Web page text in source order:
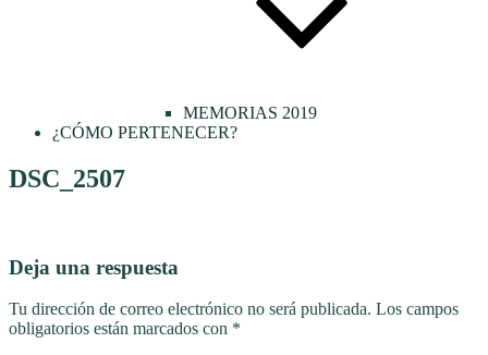
MEMORIAS 2019
¿CÓMO PERTENECER?
DSC_2507
Deja una respuesta
Tu dirección de correo electrónico no será publicada. Los campos
obligatorios están marcados con *